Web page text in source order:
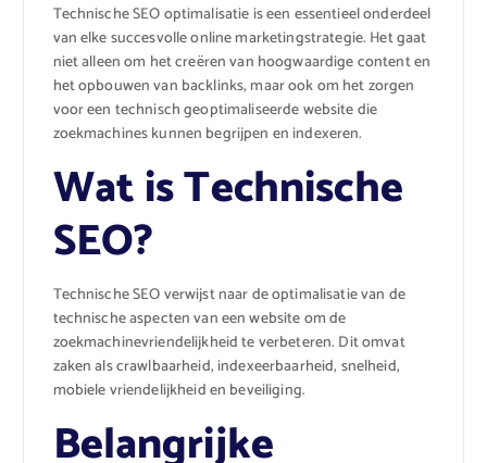
Technische SEO optimalisatie is een essentieel onderdeel
van elke succesvolle online marketingstrategie. Het gaat
niet alleen om het creëren van hoogwaardige content en
het opbouwen van backlinks, maar ook om het zorgen
voor een technisch geoptimaliseerde website die
zoekmachines kunnen begrijpen en indexeren.
Wat is Technische
SEO?
Technische SEO verwijst naar de optimalisatie van de
technische aspecten van een website om de
zoekmachinevriendelijkheid te verbeteren. Dit omvat
zaken als crawlbaarheid, indexeerbaarheid, snelheid,
mobiele vriendelijkheid en beveiliging.
Belangrijke